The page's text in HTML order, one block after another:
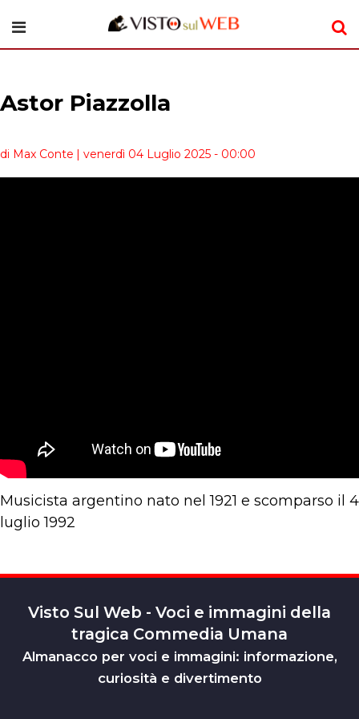
Astor Piazzolla
di Max Conte | venerdì 04 Luglio 2025 - 00:00
Musicista argentino nato nel 1921 e scomparso il 4
luglio 1992
Visto Sul Web - Voci e immagini della
tragica Commedia Umana
Almanacco per voci e immagini: informazione,
curiosità e divertimento